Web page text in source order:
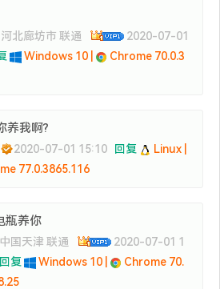
河北廊坊市 联通
2020-07-01
Windows 10 |
Chrome 70.0.3
养我啊?
2020-07-01 15:10 回复
Linux |
77.0.3865.116
瓶养你
中国天津 联通
2020-07-01 1
回复 Windows 10 |
Chrome 70.